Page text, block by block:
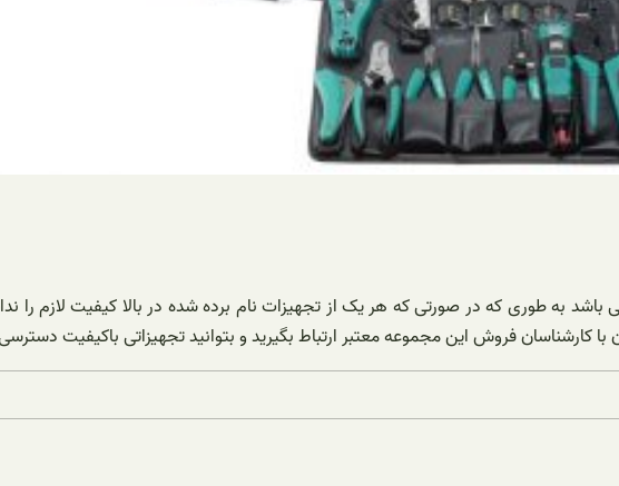
به طوری که در صورتی که هر یک از تجهیزات نام برده شده در بالا کیفیت لازم را
فروش این مجموعه معتبر ارتباط بگیرید و بتوانید تجهیزاتی باکیفیت دسترسی